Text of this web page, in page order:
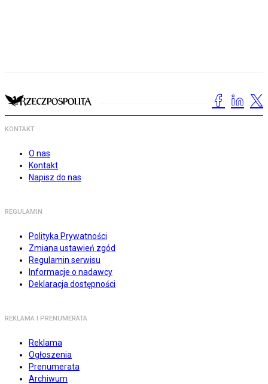
KONTAKT
O nas
Kontakt
Napisz do nas
REGULAMIN
Polityka Prywatności
Zmiana ustawień zgód
Regulamin serwisu
Informacje o nadawcy
Deklaracja dostępności
REKLAMA I PRENUMERATA
Reklama
Ogłoszenia
Prenumerata
Archiwum